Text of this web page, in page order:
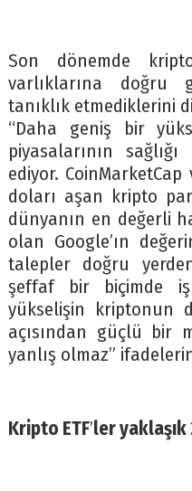
Son dönemde
varlıklarına doğru
tanıklık etmediklerini
“Daha geniş bir
piyasalarının
ediyor.
doları aşan kripto
dünyanın en değerli
olan Google’ın
talepler doğru
şeffaf bir biçimde
yükselişin kriptonun
açısından güçlü bir
yanlış olmaz”
Kripto ETF’ler